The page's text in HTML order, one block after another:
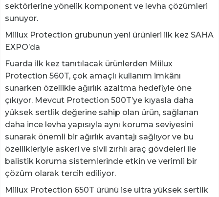
sektörlerine yönelik komponent ve levha çözümleri
sunuyor.
Miilux Protection grubunun yeni ürünleri ilk kez SAHA
EXPO’da
Fuarda ilk kez tanıtılacak ürünlerden Miilux
Protection 560T, çok amaçlı kullanım imkânı
sunarken özellikle ağırlık azaltma hedefiyle öne
çıkıyor. Mevcut Protection 500T’ye kıyasla daha
yüksek sertlik değerine sahip olan ürün, sağlanan
daha ince levha yapısıyla aynı koruma seviyesini
sunarak önemli bir ağırlık avantajı sağlıyor ve bu
özellikleriyle askeri ve sivil zırhlı araç gövdeleri ile
balistik koruma sistemlerinde etkin ve verimli bir
çözüm olarak tercih ediliyor.
Miilux Protection 650T ürünü ise ultra yüksek sertlik